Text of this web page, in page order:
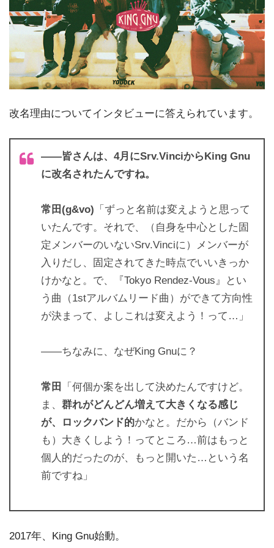
改名理由についてインタビューに答えられています。
――皆さんは、4月にSrv.VinciからKing Gnu
に改名されたんですね。
常田(g&vo) 「ずっと名前は変えようと思って
いたんです。それで、（自身を中心とした固
定メンバーのいないSrv.Vinciに）メンバーが
入りだし、固定されてきた時点でいいきっか
けかなと。で、『Tokyo Rendez-Vous』とい
う曲（1stアルバムリード曲）ができて方向性
が決まって、よしこれは変えよう！って…」
――ちなみに、なぜKing Gnuに？
常田
「何個か案を出して決めたんですけど。
ま、 群れがどんどん増えて大きくなる感じ
が、ロックバンド的かなと。だから（バンド
も）大きくしよう！ってところ…前はもっと
個人的だったのが、もっと開いた…という名
前ですね」
2017年、King Gnu始動。